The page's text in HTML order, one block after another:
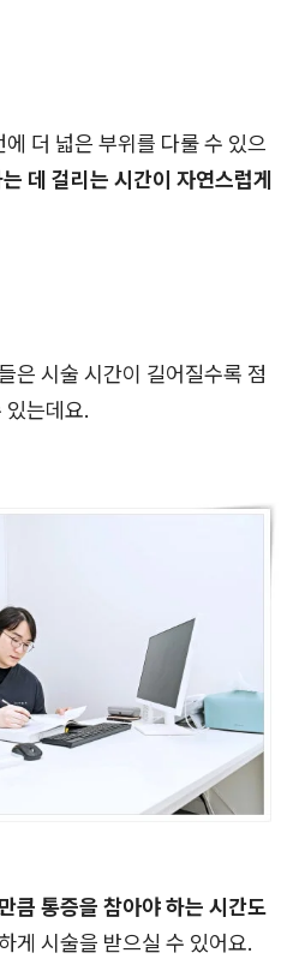
더 넓은 부위를 다룰 수 있으
데 걸리는 시간이 자연스럽게
은 시술 시간이 길어질수록 점
있는데요.
큼 통증을 참아야 하는 시간도
게 시술을 받으실 수 있어요.